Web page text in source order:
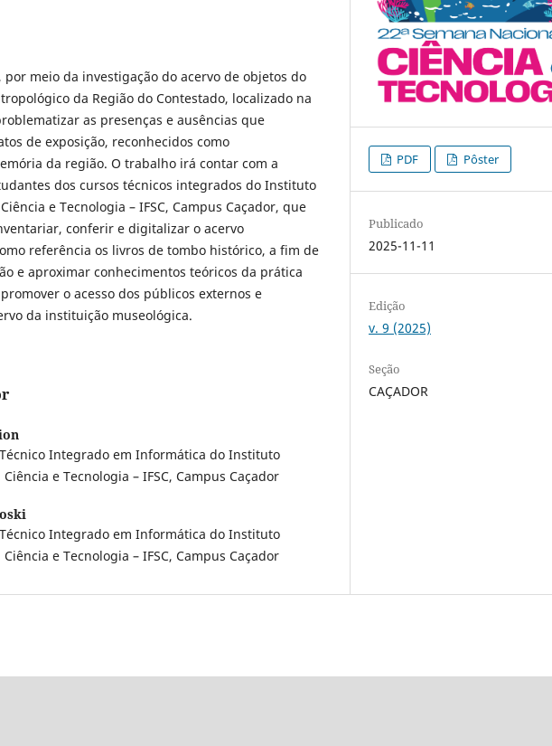
meio da investigação do acervo de objetos do
da Região do Contestado, localizado na
as presenças e ausências que
de exposição, reconhecidos como
da região. O trabalho irá contar com a
dos cursos técnicos integrados do Instituto
e Tecnologia – IFSC, Campus Caçador, que
conferir e digitalizar o acervo
referência os livros de tombo histórico, a fim de
e aproximar conhecimentos teóricos da prática
o acesso dos públicos externos e
da instituição museológica.
Integrado em Informática do Instituto
e Tecnologia – IFSC, Campus Caçador
Integrado em Informática do Instituto
e Tecnologia – IFSC, Campus Caçador
PDF Pôster
Publicado
2025-11-11
Edição
v. 9 (2025)
Seção
CAÇADOR